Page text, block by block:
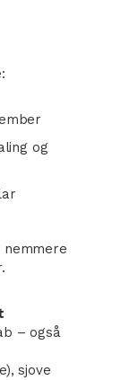
og
– også
sjove